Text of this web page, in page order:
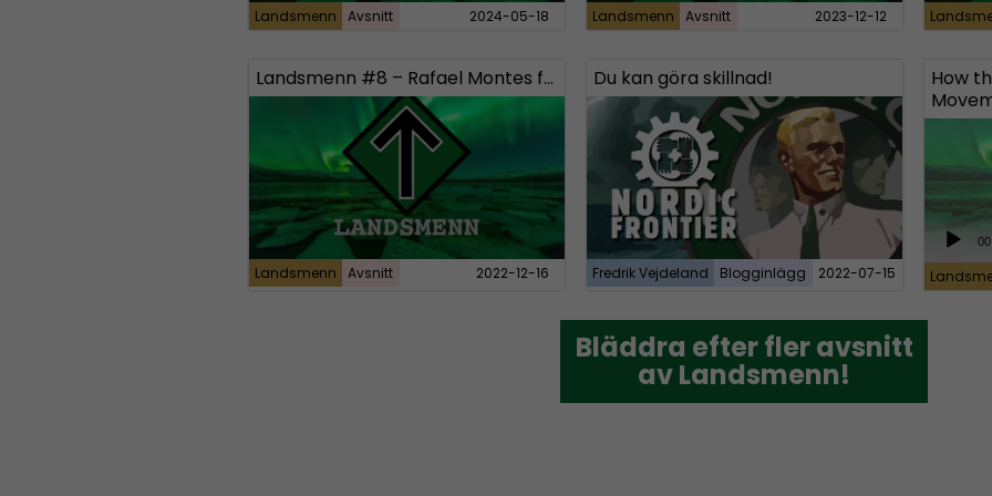
Landsmenn Avsnitt 2024-05-18 Landsmenn Avsnitt 2023-12-12
Landsmenn #8 – Rafael Montes from Devenir Europeo
Landsmenn Avsnitt 2022-12-16
Du kan göra skillnad!
Fredrik Vejdeland Blogginlägg 2022-07-15
How
A
u
d
i
l
Bläddra efter fler avsnitt
av Landsmenn!
Bläddra efter fler avsnitt
av Landsmenn!